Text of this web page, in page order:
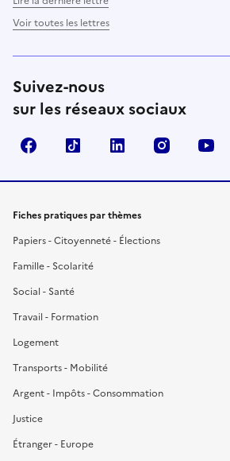
Voir toutes les lettres
Suivez-nous
sur les réseaux sociaux
FacebookTikTok LinkedIn Instagram
Fiches pratiques par thèmes
Papiers - Citoyenneté - Élections
Famille - Scolarité
Social - Santé
Travail - Formation
Logement
Transports - Mobilité
Argent - Impôts - Consommation
Justice
Étranger - Europe